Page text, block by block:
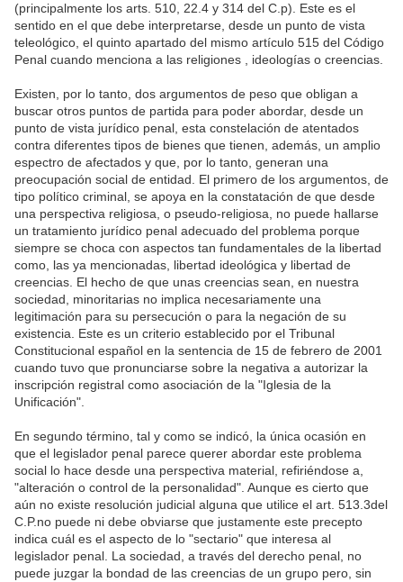
(principalmente los arts. 510, 22.4 y 314 del C.p). Este es el
sentido en el que debe interpretarse, desde un punto de vista
teleológico, el quinto apartado del mismo artículo 515 del Código
Penal cuando menciona a las religiones , ideologías o creencias.
Existen, por lo tanto, dos argumentos de peso que obligan a
buscar otros puntos de partida para poder abordar, desde un
punto de vista jurídico penal, esta constelación de atentados
contra diferentes tipos de bienes que tienen, además, un amplio
espectro de afectados y que, por lo tanto, generan una
preocupación social de entidad. El primero de los argumentos, de
tipo político criminal, se apoya en la constatación de que desde
una perspectiva religiosa, o pseudo-religiosa, no puede hallarse
un tratamiento jurídico penal adecuado del problema porque
siempre se choca con aspectos tan fundamentales de la libertad
como, las ya mencionadas, libertad ideológica y libertad de
creencias. El hecho de que unas creencias sean, en nuestra
sociedad, minoritarias no implica necesariamente una
legitimación para su persecución o para la negación de su
existencia. Este es un criterio establecido por el Tribunal
Constitucional español en la sentencia de 15 de febrero de 2001
cuando tuvo que pronunciarse sobre la negativa a autorizar la
inscripción registral como asociación de la "Iglesia de la
Unificación".
En segundo término, tal y como se indicó, la única ocasión en
que el legislador penal parece querer abordar este problema
social lo hace desde una perspectiva material, refiriéndose a,
"alteración o control de la personalidad". Aunque es cierto que
aún no existe resolución judicial alguna que utilice el art. 513.3del
C.P.no puede ni debe obviarse que justamente este precepto
indica cuál es el aspecto de lo "sectario" que interesa al
legislador penal. La sociedad, a través del derecho penal, no
puede juzgar la bondad de las creencias de un grupo pero, sin